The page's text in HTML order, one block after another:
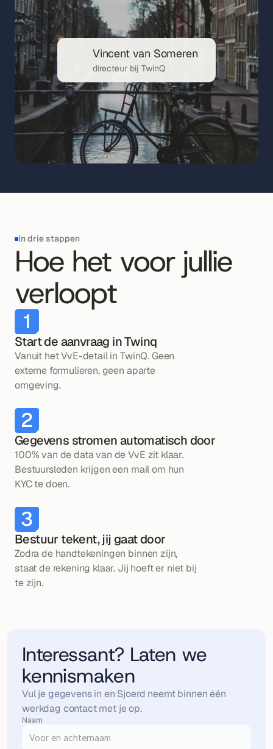
Vincent van Someren
directeur bij TwinQ
In drie stappen
Hoe het voor jullie
verloopt
1
Start de aanvraag in Twinq
Vanuit het VvE-detail in TwinQ. Geen
externe formulieren, geen aparte
omgeving.
2
Gegevens stromen automatisch door
100% van de data van de VvE zit klaar.
Bestuursleden krijgen een mail om hun
KYC te doen.
3
Bestuur tekent, jij gaat door
Zodra de handtekeningen binnen zijn,
staat de rekening klaar. Jij hoeft er niet bij
te zijn.
Interessant? Laten we
kennismaken
Vul je gegevens in en Sjoerd neemt binnen één
werkdag contact met je op.
Naam